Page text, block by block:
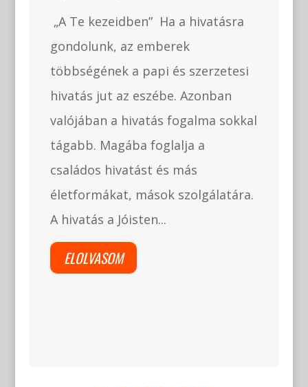
„A Te kezeidben” Ha a hivatásra
gondolunk, az emberek
többségének a papi és szerzetesi
hivatás jut az eszébe. Azonban
valójában a hivatás fogalma sokkal
tágabb. Magába foglalja a
családos hivatást és más
életformákat, mások szolgálatára.
A hivatás a Jóisten...
ELOLVASOM